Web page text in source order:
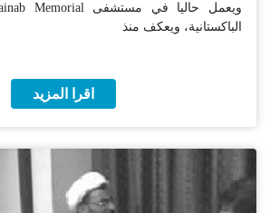
الباكستانية، ويعكف منذ
اقرا المزيد